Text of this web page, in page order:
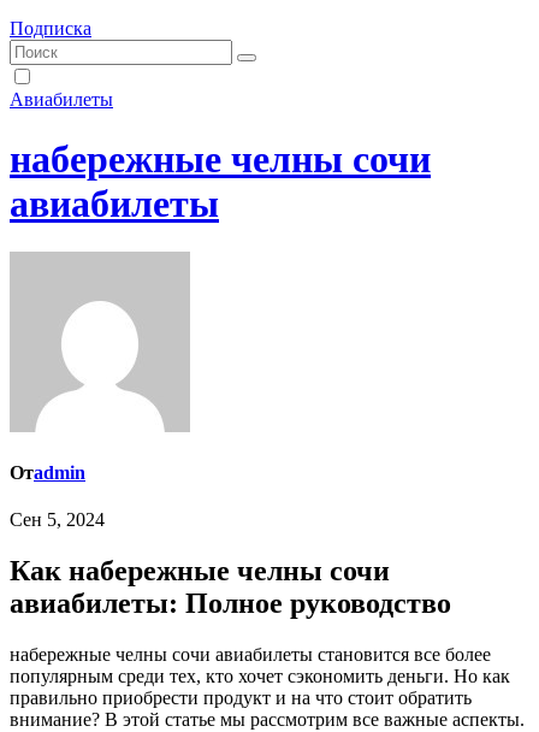
Подписка
Авиабилеты
набережные челны сочи
авиабилеты
Отadmin
Сен 5, 2024
Как набережные челны сочи
авиабилеты: Полное руководство
набережные челны сочи авиабилеты становится все более
популярным среди тех, кто хочет сэкономить деньги. Но как
правильно приобрести продукт и на что стоит обратить
внимание? В этой статье мы рассмотрим все важные аспекты.